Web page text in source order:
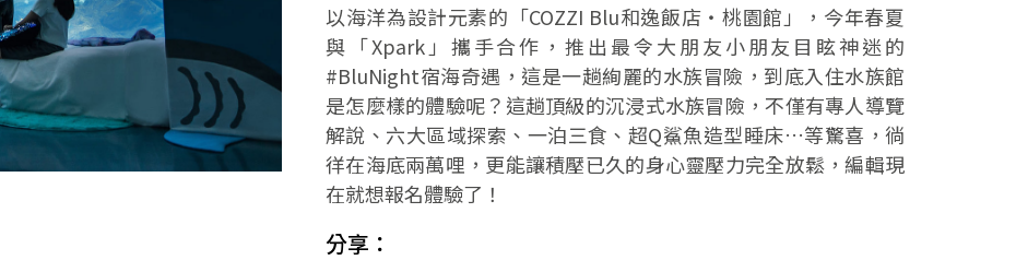
以海洋為設計元素的「COZZI Blu和逸飯店‧桃園館」，今年春夏
與「Xpark」攜手合作，推出最令大朋友小朋友目眩神迷的
#BluNight宿海奇遇，這是一趟絢麗的水族冒險，到底入住水族館
是怎麼樣的體驗呢？這趟頂級的沉浸式水族冒險，不僅有專人導覽
解說、六大區域探索、一泊三食、超Q鯊魚造型睡床…等驚喜，徜
徉在海底兩萬哩，更能讓積壓已久的身心靈壓力完全放鬆，編輯現
在就想報名體驗了！
分享：